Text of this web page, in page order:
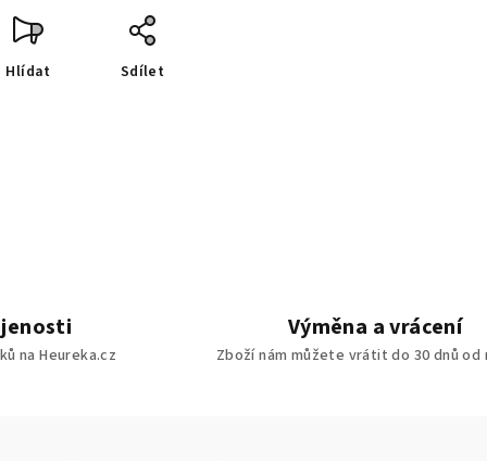
Hlídat Sdílet
na Heureka.cz
Výměna a vrácení
Zboží nám můžete vrátit do 30 dnů od